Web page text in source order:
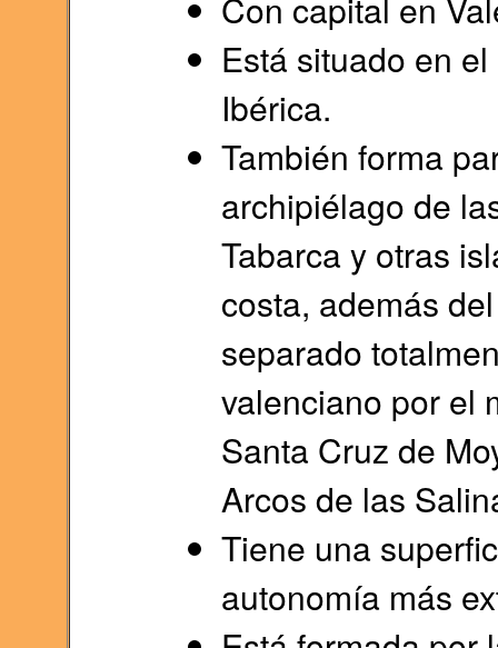
Está situado en
Ibérica.
También forma
archipiélago de
Tabarca y otras
costa, además
separado
valenciano por el
Santa Cruz de
Arcos de las
Tiene una
autonomía más